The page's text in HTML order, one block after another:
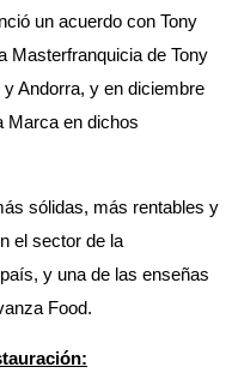
un acuerdo con Tony
Masterfranquicia de Tony
Andorra, y en diciembre
Marca en dichos
sólidas, más rentables y
el sector de la
y una de las enseñas
Food.